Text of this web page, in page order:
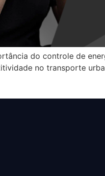
do controle de
no transporte